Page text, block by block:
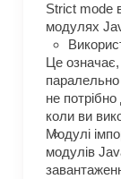
Strict mode
модулях
Це
не
коли ви
Модулі
модулів